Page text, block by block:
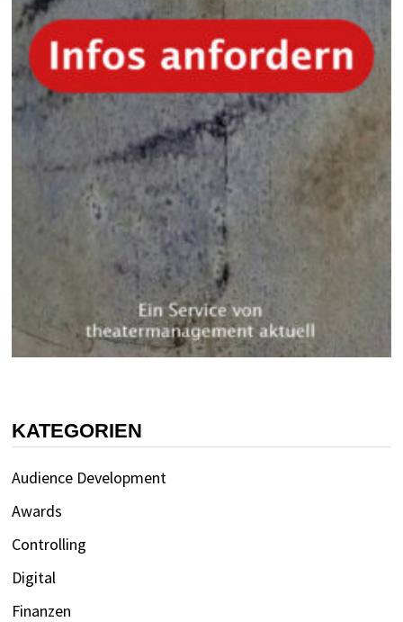
KATEGORIEN
Audience Development
Awards
Controlling
Digital
Finanzen